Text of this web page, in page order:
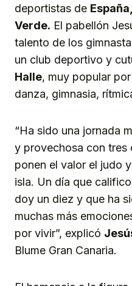
deportistas de
Verde. El pabellón
talento de los
un club deportivo y
Halle, muy popular
danza, gimnasia,
“Ha sido una jornada
y provechosa con tres
ponen el valor el judo
isla. Un día que
doy un diez y que ha
muchas más
por vivir”, explicó
Blume Gran Canaria.